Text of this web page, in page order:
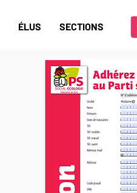
ÉLUS SECTIONS